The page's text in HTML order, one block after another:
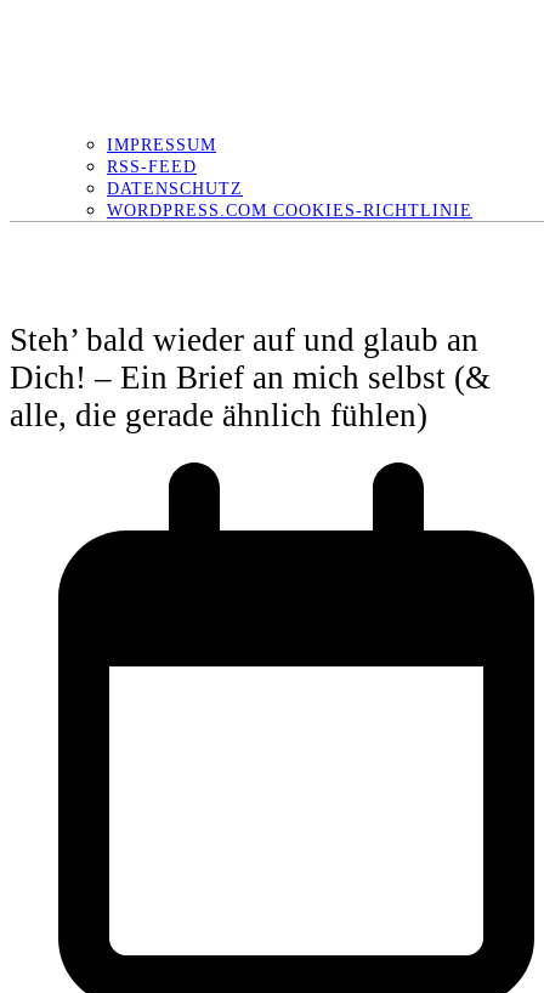
IMPRESSUM
RSS-FEED
DATENSCHUTZ
WORDPRESS.COM COOKIES-RICHTLINIE
Steh’ bald wieder auf und glaub an
Dich! – Ein Brief an mich selbst (&
alle, die gerade ähnlich fühlen)